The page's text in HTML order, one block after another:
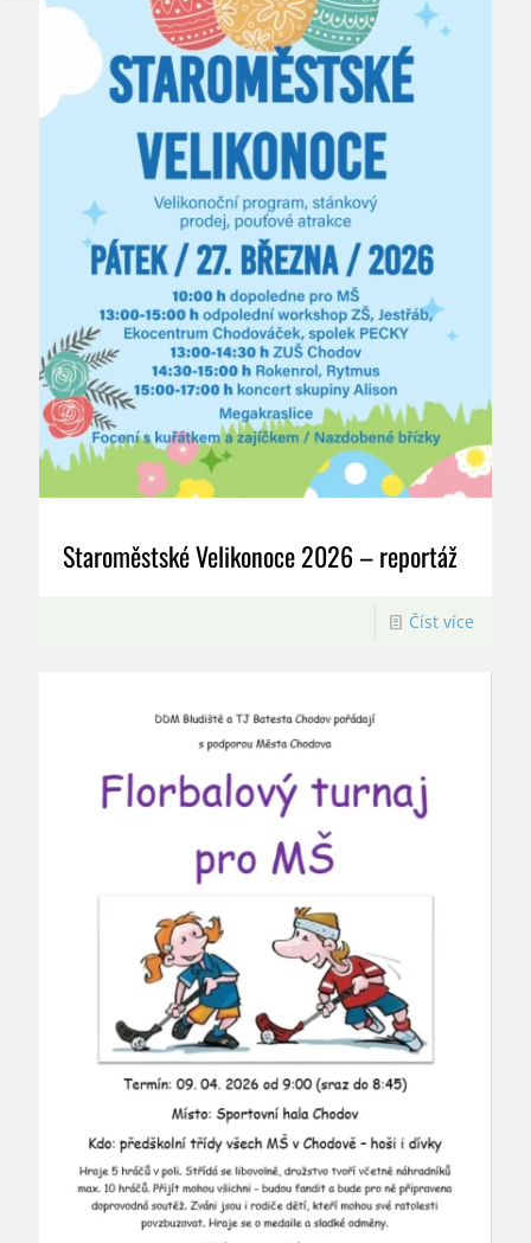
Staroměstské Velikonoce 2026 – reportáž
Číst více